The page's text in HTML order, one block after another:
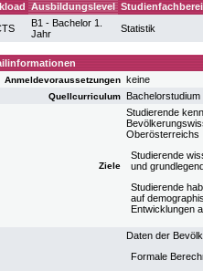
Ausbildungslevel
B1 - Bachelor 1.
Jahr
Statistik
Anmeldevoraussetzungen keine
Quellcurriculum
Ziele
Studierende
Oberösterreichs
Studierende
und
Studierende
auf
Entwicklungen
Daten der
Formale